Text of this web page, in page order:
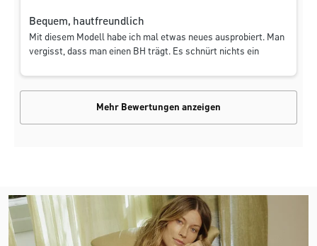
Bequem, hautfreundlich
Mit diesem Modell habe ich mal etwas neues ausprobiert. Man
vergisst, dass man einen BH trägt. Es schnürt nichts ein
Mehr Bewertungen anzeigen